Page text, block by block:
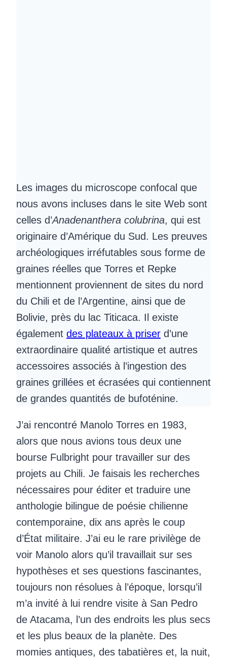
Les images du microscope confocal que
nous avons incluses dans le site Web sont
celles d’Anadenanthera colubrina, qui est
originaire d’Amérique du Sud. Les preuves
archéologiques irréfutables sous forme de
graines réelles que Torres et Repke
mentionnent proviennent de sites du nord
du Chili et de l’Argentine, ainsi que de
Bolivie, près du lac Titicaca. Il existe
également des plateaux à priser d’une
extraordinaire qualité artistique et autres
accessoires associés à l’ingestion des
graines grillées et écrasées qui contiennent
de grandes quantités de bufoténine.
J’ai rencontré Manolo Torres en 1983,
alors que nous avions tous deux une
bourse Fulbright pour travailler sur des
projets au Chili. Je faisais les recherches
nécessaires pour éditer et traduire une
anthologie bilingue de poésie chilienne
contemporaine, dix ans après le coup
d’État militaire. J’ai eu le rare privilège de
voir Manolo alors qu’il travaillait sur ses
hypothèses et ses questions fascinantes,
toujours non résolues à l’époque, lorsqu’il
m’a invité à lui rendre visite à San Pedro
de Atacama, l’un des endroits les plus secs
et les plus beaux de la planète. Des
momies antiques, des tabatières et, la nuit,